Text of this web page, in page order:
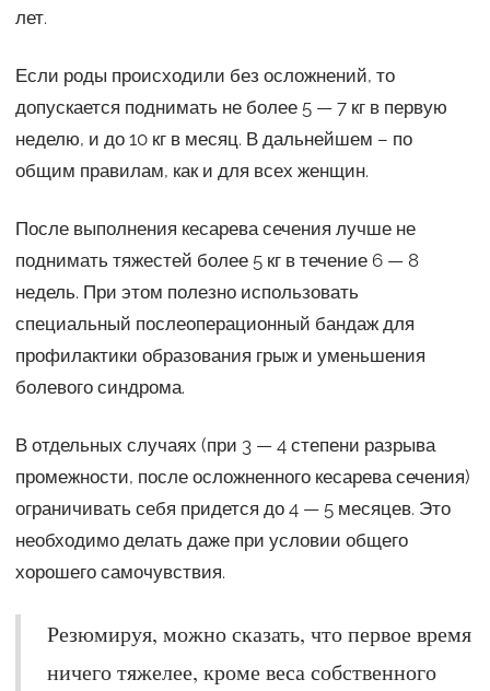
лет.
Если роды происходили без осложнений, то
допускается поднимать не более 5 — 7 кг в первую
неделю, и до 10 кг в месяц. В дальнейшем – по
общим правилам, как и для всех женщин.
После выполнения кесарева сечения лучше не
поднимать тяжестей более 5 кг в течение 6 — 8
недель. При этом полезно использовать
специальный послеоперационный бандаж для
профилактики образования грыж и уменьшения
болевого синдрома.
В отдельных случаях (при 3 — 4 степени разрыва
промежности, после осложненного кесарева сечения)
ограничивать себя придется до 4 — 5 месяцев. Это
необходимо делать даже при условии общего
хорошего самочувствия.
Резюмируя, можно сказать, что первое время
ничего тяжелее, кроме веса собственного